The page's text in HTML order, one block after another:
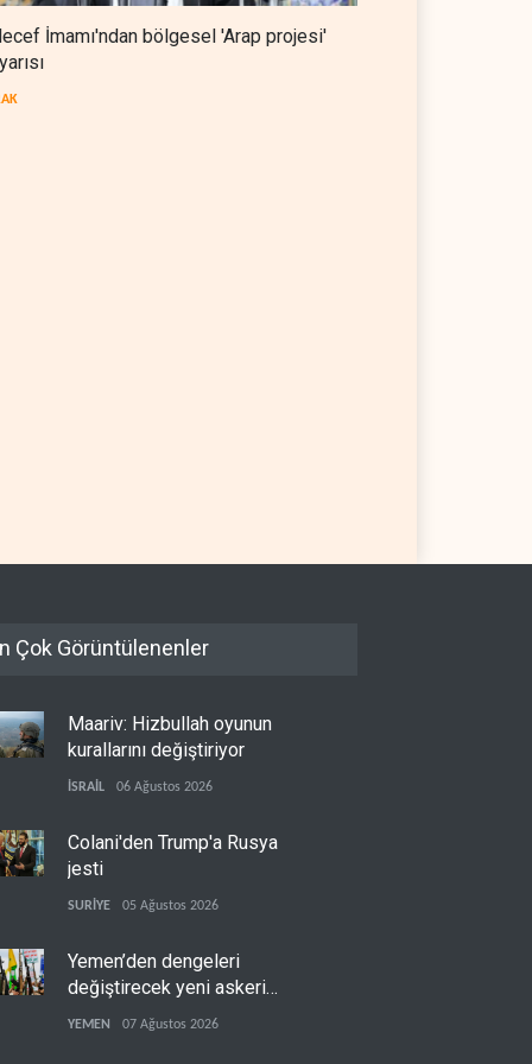
İmamı'ndan bölgesel 'Arap projesi'
Çok Görüntülenenler
Maariv: Hizbullah oyunun
kurallarını değiştiriyor
İSRAİL 06 Ağustos 2026
Colani'den Trump'a Rusya
jesti
SURİYE 05 Ağustos 2026
Yemen’den dengeleri
değiştirecek yeni askeri
denklem
YEMEN 07 Ağustos 2026